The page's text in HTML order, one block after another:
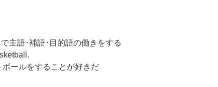
主語･補語･目的語の働きをする
ールをすることが好きだ